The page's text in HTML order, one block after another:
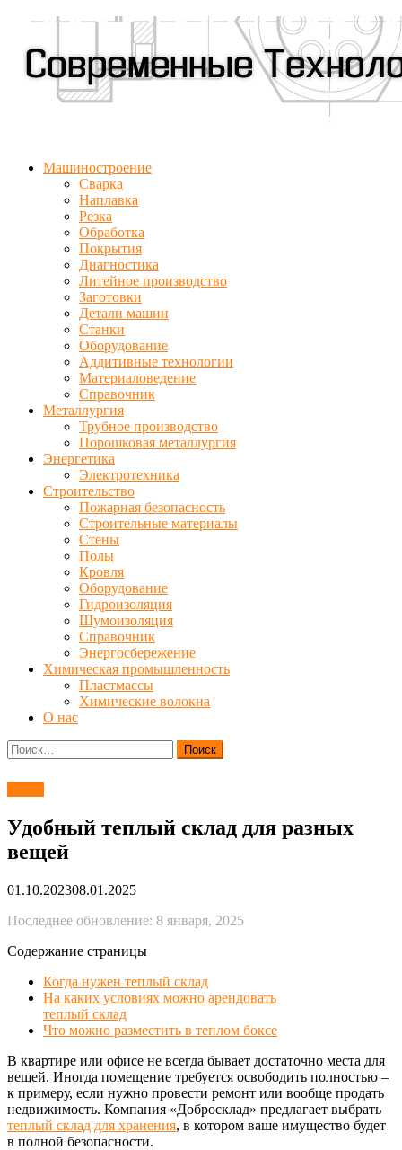
Машиностроение
Сварка
Наплавка
Резка
Обработка
Покрытия
Диагностика
Литейное производство
Заготовки
Детали машин
Станки
Оборудование
Аддитивные технологии
Материаловедение
Справочник
Металлургия
Трубное производство
Порошковая металлургия
Энергетика
Электротехника
Строительство
Пожарная безопасность
Строительные материалы
Стены
Полы
Кровля
Оборудование
Гидроизоляция
Шумоизоляция
Справочник
Энергосбережение
Химическая промышленность
Пластмассы
Химические волокна
О нас
Найти:
Удобный теплый склад для разных
вещей
01.10.202308.01.2025
Последнее обновление: 8 января, 2025
Содержание страницы
Когда нужен теплый склад
На каких условиях можно арендовать
теплый склад
Что можно разместить в теплом боксе
В квартире или офисе не всегда бывает достаточно места для
вещей. Иногда помещение требуется освободить полностью –
к примеру, если нужно провести ремонт или вообще продать
недвижимость. Компания «Добросклад» предлагает выбрать
теплый склад для хранения, в котором ваше имущество будет
в полной безопасности.